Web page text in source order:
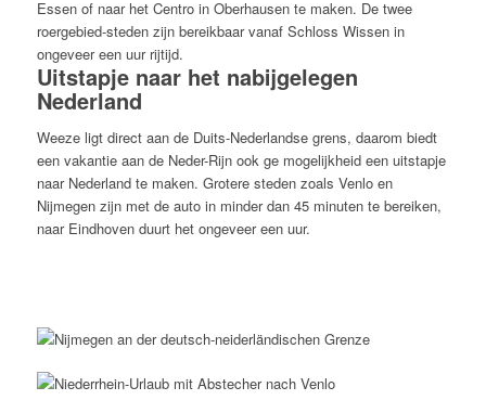
Essen of naar het Centro in Oberhausen te maken. De twee
roergebied-steden zijn bereikbaar vanaf Schloss Wissen in
ongeveer een uur rijtijd.
Uitstapje naar het nabijgelegen
Nederland
Weeze ligt direct aan de Duits-Nederlandse grens, daarom biedt
een vakantie aan de Neder-Rijn ook ge mogelijkheid een uitstapje
naar Nederland te maken. Grotere steden zoals Venlo en
Nijmegen zijn met de auto in minder dan 45 minuten te bereiken,
naar Eindhoven duurt het ongeveer een uur.